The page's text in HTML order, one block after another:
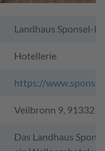
Landhaus Sponsel-
Hotellerie
https://
Veilbronn 9, 91332
Das Landhaus